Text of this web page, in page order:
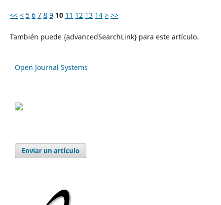
<< < 5 6 7 8 9 10 11 12 13 14 > >>
También puede {advancedSearchLink} para este artículo.
Open Journal Systems
Enviar un artículo